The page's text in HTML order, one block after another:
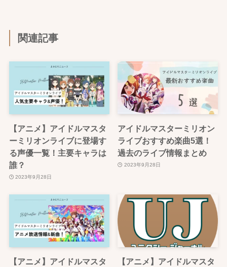
関連記事
【アニメ】アイドルマスタ
ーミリオンライブに登場す
る声優一覧！主要キャラは
誰？
2023年9月28日
アイドルマスターミリオン
ライブおすすめ楽曲5選！
過去のライブ情報まとめ
2023年9月28日
【アニメ】アイドルマスタ
【アニメ】アイドルマスタ